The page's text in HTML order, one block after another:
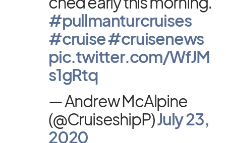
#pull­man­tur­crui­ses
#cruise#crui­senews
pic.twitter.com/WfJM
s1gRtq
— An­drew McAl­pine
(@CruiseshipP)July 23,
2020